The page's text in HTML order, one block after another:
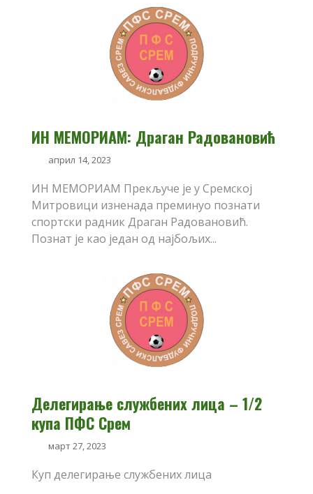
ИН МЕМОРИАМ: Драган Радовановић
април 14, 2023
ИН МЕМОРИАМ Прекључе је у Сремској
Митровици изненада преминуо познати
спортски радник Драган Радовановић.
Познат је као један од најбољих...
Делегирање службених лица – 1/2
купа ПФС Срем
март 27, 2023
Куп делегирање службених лица